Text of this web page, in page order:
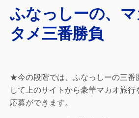
ふなっしーの、
タメ三番勝負
★今の段階では、ふなっしーの三番
して上のサイトから豪華マカオ旅行
応募ができます。